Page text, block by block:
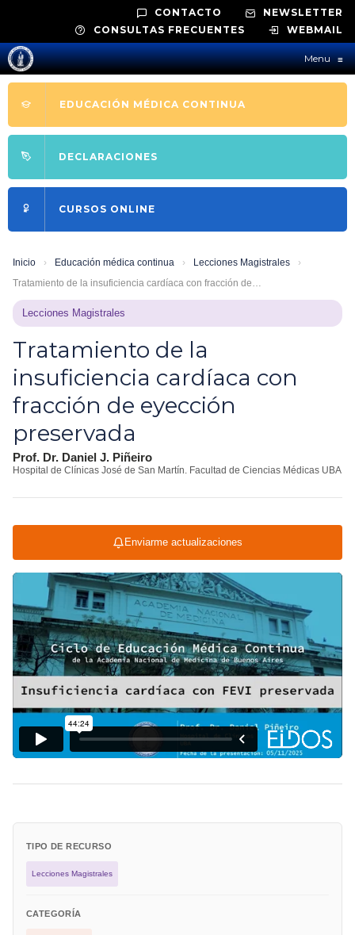
CONTACTO
NEWSLETTER
CONSULTAS FRECUENTES
WEBMAIL
Menu≡
EDUCACIÓN MÉDICA CONTINUA
DECLARACIONES
CURSOS ONLINE
Inicio › Educación médica continua › Lecciones Magistrales
›
Tratamiento de la insuficiencia cardíaca con fracción de…
Lecciones Magistrales
Tratamiento de la
insuficiencia cardíaca con
fracción de eyección
preservada
Prof. Dr. Daniel J. Piñeiro
Hospital de Clínicas José de San Martín. Facultad de Ciencias Médicas UBA
TIPO DE RECURSO
Lecciones Magistrales
CATEGORÍA
Enviarme actualizaciones